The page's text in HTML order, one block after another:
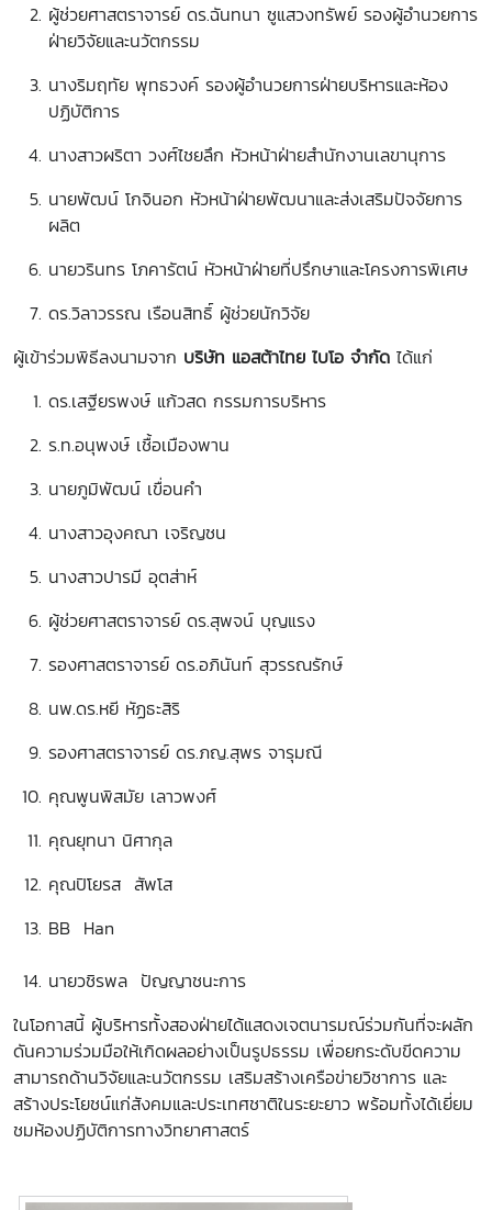
ผู้ช่วยศาสตราจารย์ ดร.ฉันทนา ซูแสวงทรัพย์ รองผู้อำนวยการ
ฝ่ายวิจัยและนวัตกรรม
นางริมฤทัย พุทธวงค์ รองผู้อำนวยการฝ่ายบริหารและห้อง
ปฏิบัติการ
นางสาวผริตา วงศ์ไชยลึก หัวหน้าฝ่ายสำนักงานเลขานุการ
นายพัฒน์ โกจินอก หัวหน้าฝ่ายพัฒนาและส่งเสริมปัจจัยการ
ผลิต
นายวรินทร โภคารัตน์ หัวหน้าฝ่ายที่ปรึกษาและโครงการพิเศษ
ดร.วิลาวรรณ เรือนสิทธิ์ ผู้ช่วยนักวิจัย
ผู้เข้าร่วมพิธีลงนามจาก บริษัท แอสต้าไทย ไบโอ จำกัด ได้แก่
ดร.เสฐียรพงษ์ แก้วสด กรรมการบริหาร
ร.ท.อนุพงษ์ เชื้อเมืองพาน
นายภูมิพัฒน์ เขื่อนคำ
นางสาวอุงคณา เจริญชน
นางสาวปารมี อุตส่าห์
ผู้ช่วยศาสตราจารย์ ดร.สุพจน์ บุญแรง
รองศาสตราจารย์ ดร.อภินันท์ สุวรรณรักษ์
นพ.ดร.หยี หัฏธะสิริ
รองศาสตราจารย์ ดร.ภญ.สุพร จารุมณี
คุณพูนพิสมัย เลาวพงศ์
คุณยุทนา นิศากุล
คุณปิโยรส สัพโส
BB Han
นายวชิรพล ปัญญาชนะการ
ในโอกาสนี้ ผู้บริหารทั้งสองฝ่ายได้แสดงเจตนารมณ์ร่วมกันที่จะผลัก
ดันความร่วมมือให้เกิดผลอย่างเป็นรูปธรรม เพื่อยกระดับขีดความ
สามารถด้านวิจัยและนวัตกรรม เสริมสร้างเครือข่ายวิชาการ และ
สร้างประโยชน์แก่สังคมและประเทศชาติในระยะยาว พร้อมทั้งได้เยี่ยม
ชมห้องปฏิบัติการทางวิทยาศาสตร์